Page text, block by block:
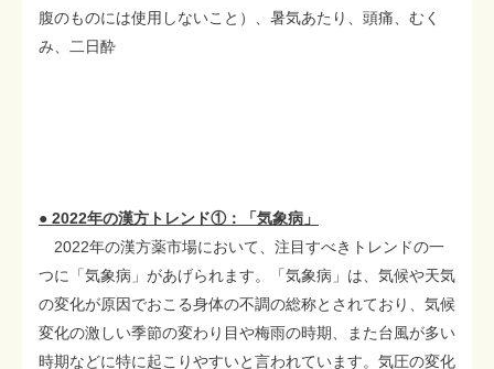
腹のものには使用しないこと）、暑気あたり、頭痛、むく
み、二日酔
● 2022年の漢方トレンド①：「気象病」
2022年の漢方薬市場において、注目すべきトレンドの一
つに「気象病」があげられます。「気象病」は、気候や天気
の変化が原因でおこる身体の不調の総称とされており、気候
変化の激しい季節の変わり目や梅雨の時期、また台風が多い
時期などに特に起こりやすいと言われています。気圧の変化